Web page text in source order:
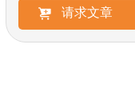
请求文章